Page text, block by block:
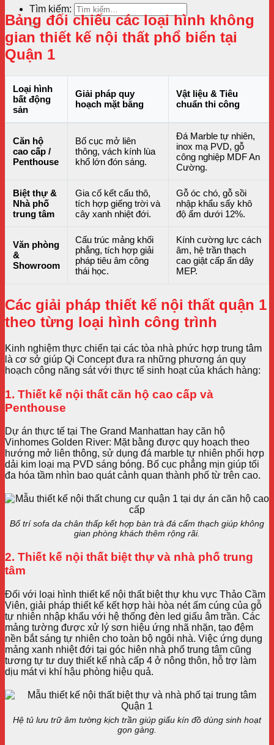
Tìm kiếm:
Bảng đối chiếu các loại hình không
gian thiết kế nội thất phổ biến tại
Quận 1
Loại hình
bất động
sản
Giải pháp quy
hoạch mặt bằng
Vật liệu & Tiêu
chuẩn thi công
Căn hộ
cao cấp /
Penthouse
Bố cục mở liên
thông, vách kính lùa
khổ lớn đón sáng.
Đá Marble tự nhiên,
inox mạ PVD, gỗ
công nghiệp MDF An
Cường.
Biệt thự &
Nhà phố
trung tâm
Gia cố kết cấu thô,
tích hợp giếng trời và
cây xanh nhiệt đới.
Gỗ óc chó, gỗ sồi
nhập khẩu sấy khô
độ ẩm dưới 12%.
Văn phòng
&
Showroom
Cấu trúc mảng khối
phẳng, tích hợp giải
pháp tiêu âm công
thái học.
Kính cường lực cách
âm, hệ trần thạch
cao giật cấp ẩn dây
MEP.
Các giải pháp thiết kế nội thất quận 1
theo từng loại hình công trình
Kinh nghiệm thực chiến tại các tòa nhà phức hợp trung tâm
là cơ sở giúp Qi Concept đưa ra những phương án quy
hoạch công năng sát với thực tế sinh hoạt của khách hàng:
1. Thiết kế nội thất căn hộ cao cấp và
Penthouse
Dự án thực tế tại The Grand Manhattan hay căn hộ
Vinhomes Golden River: Mặt bằng được quy hoạch theo
hướng mở liên thông, sử dụng đá marble tự nhiên phối hợp
dải kim loại mạ PVD sáng bóng. Bố cục phẳng mịn giúp tối
đa hóa tầm nhìn bao quát cảnh quan thành phố từ trên cao.
Bố trí sofa da chân thấp kết hợp bàn trà đá cẩm thạch giúp không
gian phòng khách thêm rộng rãi.
2. Thiết kế nội thất biệt thự và nhà phố trung
tâm
Đối với loại hình thiết kế nội thất biệt thự khu vực Thảo Cầm
Viên, giải pháp thiết kế kết hợp hài hòa nét ấm cúng của gỗ
tự nhiên nhập khẩu với hệ thống đèn led giấu âm trần. Các
mảng tường được xử lý sơn hiệu ứng nhã nhặn, tạo đệm
nền bắt sáng tự nhiên cho toàn bộ ngôi nhà. Việc ứng dụng
mảng xanh nhiệt đới tại góc hiên nhà phố trung tâm cũng
tương tự tư duy thiết kế nhà cấp 4 ở nông thôn, hỗ trợ làm
dịu mát vi khí hậu phòng hiệu quả.
Hệ tủ lưu trữ âm tường kịch trần giúp giấu kín đồ dùng sinh hoạt
gọn gàng.